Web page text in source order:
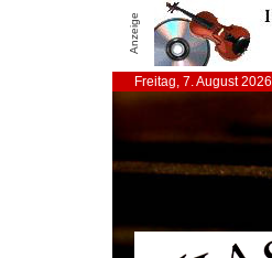
Anzeige
Freitag, 7. August 2026